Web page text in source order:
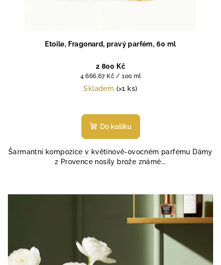
Etoile, Fragonard, pravý parfém, 60 ml
2 800 Kč
Měrná
cena:
4 666,67 Kč / 100 ml
Skladem (>1 ks)
hodnocení
produktu
z
5
Do košíku
Šarmantní kompozice v květinově-ovocném parfému Dámy
z Provence nosily brože známé...